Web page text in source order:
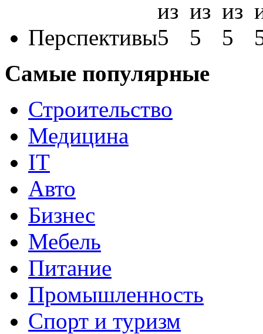
Перспективы
Самые популярные
Строительство
Медицина
IT
Авто
Бизнес
Мебель
Питание
Промышленность
Спорт и туризм